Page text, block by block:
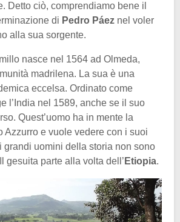
Detto ciò, comprendiamo bene il
di Pedro Páez nel voler
alla sua sorgente.
nasce nel 1564 ad Olmeda,
madrilena. La sua è una
eccelsa. Ordinato come
l’India nel 1589, anche se il suo
Quest’uomo ha in mente la
Azzurro e vuole vedere con i suoi
grandi uomini della storia non sono
gesuita parte alla volta dell’ Etiopia.